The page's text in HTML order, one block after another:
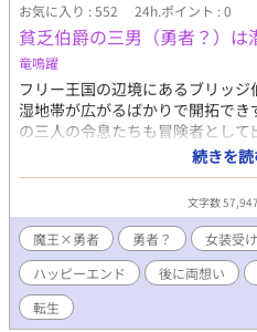
お気に入り : 552 24h.ポイント : 0
貧乏伯爵の三男（勇者？）は
竜鳴躍
フリー王国の辺境にあるブリッ
湿地帯が広がるばかりで開拓で
の三人の令息たちも冒険者とし
男のジルコンは湿地からレンコ
に入れるが、『あなたは勇者で
う！』という声をガン無視しな
た――――――。 「娘を嫁がせれ
後の支援を約束するから寄こせ！
書（圧力）。 ポンコツの父親（
るまでは。 「え？うそ？俺、戸籍
も男の子なんだもの、1人くらい
園にも行かせられないし社交もで
続きを
文字数 57,947
魔王×勇者 勇者？ 女装受け
ハッピーエンド
後に両想い
転生